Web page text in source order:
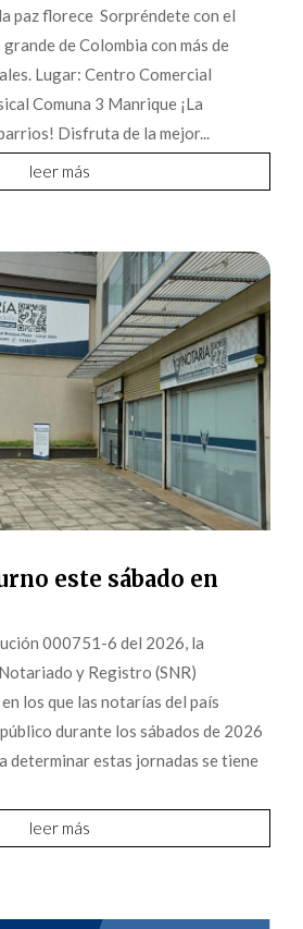
paz florece Sorpréndete con el
de Colombia con más de
Lugar: Centro Comercial
Comuna 3 Manrique ¡La
Disfruta de la mejor...
leer más
este sábado en
000751-6 del 2026, la
y Registro (SNR)
los que las notarías del país
durante los sábados de 2026
determinar estas jornadas se tiene
leer más